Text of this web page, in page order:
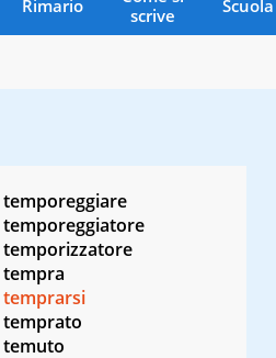
Rimario
scrive
Scuola
temporeggiare
temporeggiatore
temporizzatore
tempra
temprarsi
temprato
temuto